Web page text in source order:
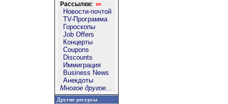
Рассылки:
Новости-почтой
TV-Программа
Гороскопы
Job Offers
Концерты
Coupons
Discounts
Иммиграция
Business News
Анекдоты
Многое другое...
Другие ресурсы